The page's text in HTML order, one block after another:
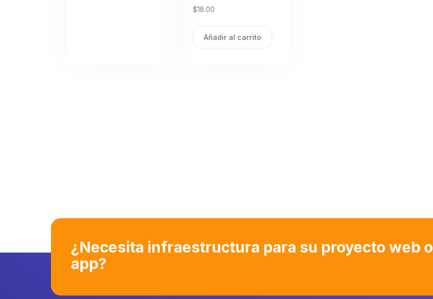
$18.00
Añadir al carrito
¿Necesita infraestructura para su proyecto web o
app?